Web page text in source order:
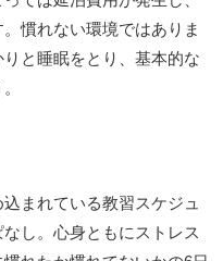
慣れない環境ではありま
と睡眠をとり、基本的な
まれている教習スケジュ
し。心身ともにストレス